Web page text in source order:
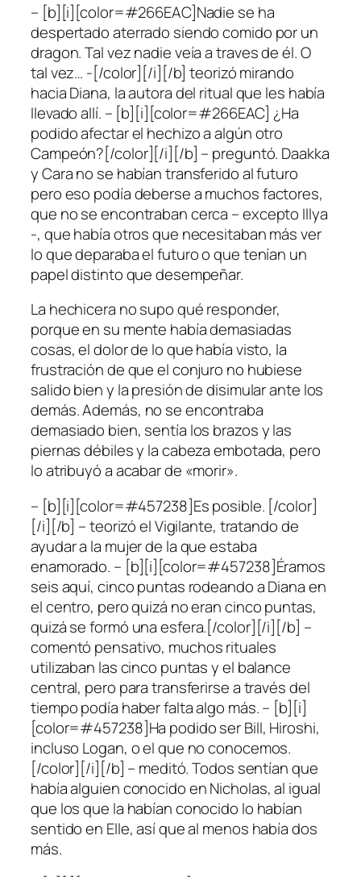
– [b][i][color=#266EAC]Nadie se ha
despertado aterrado siendo comido por un
dragon. Tal vez nadie veía a traves de él. O
tal vez… -[/color][/i][/b] teorizó mirando
hacia Diana, la autora del ritual que les había
llevado allí. – [b][i][color=#266EAC] ¿Ha
podido afectar el hechizo a algún otro
Campeón?[/color][/i][/b] – preguntó. Daakka
y Cara no se habían transferido al futuro
pero eso podía deberse a muchos factores,
que no se encontraban cerca – excepto Illya
-, que había otros que necesitaban más ver
lo que deparaba el futuro o que tenían un
papel distinto que desempeñar.
La hechicera no supo qué responder,
porque en su mente había demasiadas
cosas, el dolor de lo que había visto, la
frustración de que el conjuro no hubiese
salido bien y la presión de disimular ante los
demás. Además, no se encontraba
demasiado bien, sentía los brazos y las
piernas débiles y la cabeza embotada, pero
lo atribuyó a acabar de «morir».
– [b][i][color=#457238]Es posible. [/color]
[/i][/b] – teorizó el Vigilante, tratando de
ayudar a la mujer de la que estaba
enamorado. – [b][i][color=#457238]Éramos
seis aquí, cinco puntas rodeando a Diana en
el centro, pero quizá no eran cinco puntas,
quizá se formó una esfera.[/color][/i][/b] –
comentó pensativo, muchos rituales
utilizaban las cinco puntas y el balance
central, pero para transferirse a través del
tiempo podía haber falta algo más. – [b][i]
[color=#457238]Ha podido ser Bill, Hiroshi,
incluso Logan, o el que no conocemos.
[/color][/i][/b] – meditó. Todos sentían que
había alguien conocido en Nicholas, al igual
que los que la habían conocido lo habían
sentido en Elle, así que al menos había dos
más.